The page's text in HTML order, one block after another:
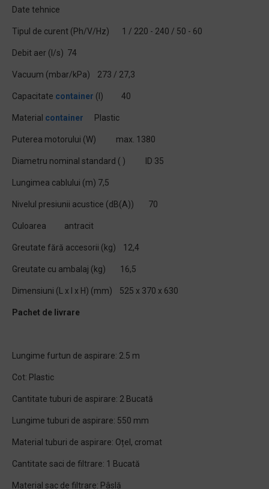
Date tehnice
Tipul de curent (Ph/V/Hz) 1 / 220 - 240 / 50 - 60
Debit aer (l/s) 74
Vacuum (mbar/kPa) 273 / 27,3
Capacitate container (l) 40
Material container Plastic
Puterea motorului (W) max. 1380
Diametru nominal standard ( ) ID 35
Lungimea cablului (m) 7,5
Nivelul presiunii acustice (dB(A)) 70
Culoarea antracit
Greutate fără accesorii (kg) 12,4
Greutate cu ambalaj (kg) 16,5
Dimensiuni (L x l x H) (mm) 525 x 370 x 630
Pachet de livrare
Lungime furtun de aspirare: 2.5 m
Cot: Plastic
Cantitate tuburi de aspirare: 2 Bucată
Lungime tuburi de aspirare: 550 mm
Material tuburi de aspirare: Oțel, cromat
Cantitate saci de filtrare: 1 Bucată
Material sac de filtrare: Pâslă